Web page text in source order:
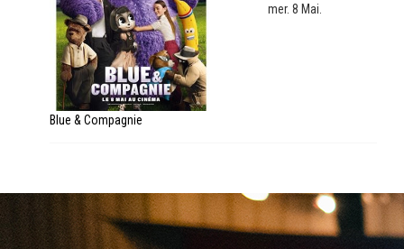
Blue & Compagnie
mer. 8 Mai.